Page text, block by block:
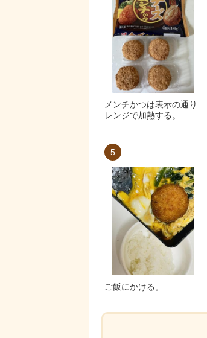
メンチかつは表示の通り
レンジで加熱する。
5
ご飯にかける。